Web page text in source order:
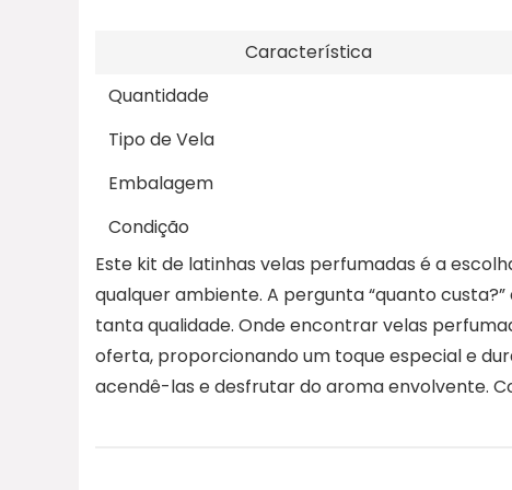
Característica
Quantidade
Tipo de Vela
Embalagem
Condição
Este kit de latinhas velas perfumadas é a
qualquer ambiente. A pergunta “quanto
tanta qualidade. Onde encontrar velas
oferta, proporcionando um toque especial e
acendê-las e desfrutar do aroma envolvente.